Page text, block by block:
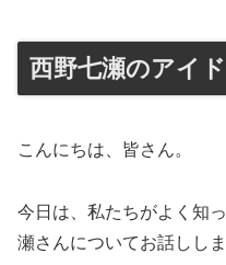
西野七瀬のアイ
こんにちは、皆さん。
今日は、私たちがよく知
瀬さんについてお話ししま